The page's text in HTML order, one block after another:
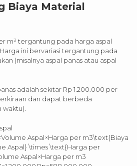
Biaya Material
m³ tergantung pada harga aspal
ini bervariasi tergantung pada
(misalnya aspal panas atau aspal
adalah sekitar Rp 1.200.000 per
dan dapat berbeda
waktu).
Aspal×Harga per m3\text{Biaya
Aspal} \times \text{Harga per
Aspal×Harga per m3